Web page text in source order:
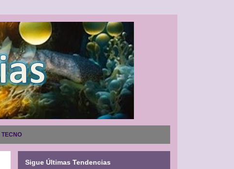
TECNO
Sigue Últimas Tendencias